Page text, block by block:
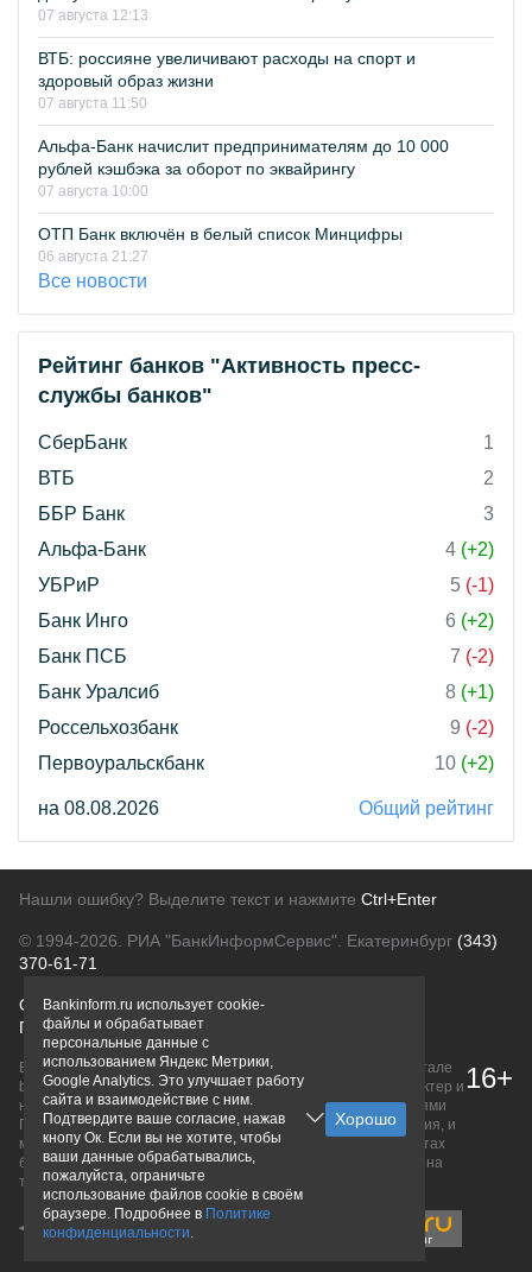
07 августа 12:13
ВТБ: россияне увеличивают расходы на спорт и
здоровый образ жизни
07 августа 11:50
Альфа-Банк начислит предпринимателям до 10 000
рублей кэшбэка за оборот по эквайрингу
07 августа 10:00
ОТП Банк включён в белый список Минцифры
06 августа 21:27
Все новости
Рейтинг банков "Активность пресс-
службы банков"
СберБанк
1
ВТБ
2
ББР Банк
3
Альфа-Банк
4 (+2)
УБРиР
5 (-1)
Банк Инго
6 (+2)
Банк ПСБ
7 (-2)
Банк Уралсиб
8 (+1)
Россельхозбанк
9 (-2)
Первоуральскбанк
10 (+2)
на 08.08.2026 Общий рейтинг
Нашли ошибку? Выделите текст и нажмите Ctrl+Enter
© 1994-2026. РИА "БанкИнформСервис". Екатеринбург (343)
370-61-71
О проектеПолитика конфиденциальности
Правовая информацияДля рекламодателей
Вся информация о продуктах банков, размещенная на портале
bankinform.ru, носит исключительно ознакомительный характер и
не является публичной офертой, определяемой положениями
ГК РФ. Информация не содержит точного и полного описания, и
может быть изменена. Конечные условия уточняйте на сайтах
банков или при личном обращении. Исключительное право на
товарные знаки принадлежит их правообладателям.
16+
Bankinform.ru использует cookie-
файлы и обрабатывает
персональные данные с
использованием Яндекс Метрики,
Google Analytics. Это улучшает работу
сайта и взаимодействие с ним.
Подтвердите ваше согласие, нажав
кнопу Ок. Если вы не хотите, чтобы
ваши данные обрабатывались,
пожалуйста, ограничьте
использование файлов cookie в своём
браузере. Подробнее в Политике
конфиденциальности.